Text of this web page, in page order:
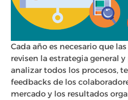
Cada año es necesario que
revisen la estrategia general
analizar todos los procesos,
feedbacks de los
mercado y los resultados